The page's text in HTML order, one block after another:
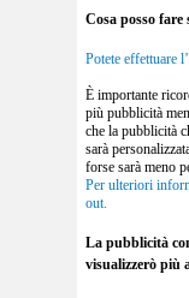
Cosa posso
Potete effettuare
È importante
più pubblicità
che la pubblicità
sarà
forse sarà meno
Per ulteriori
out.
La pubblicità
visualizzerò più